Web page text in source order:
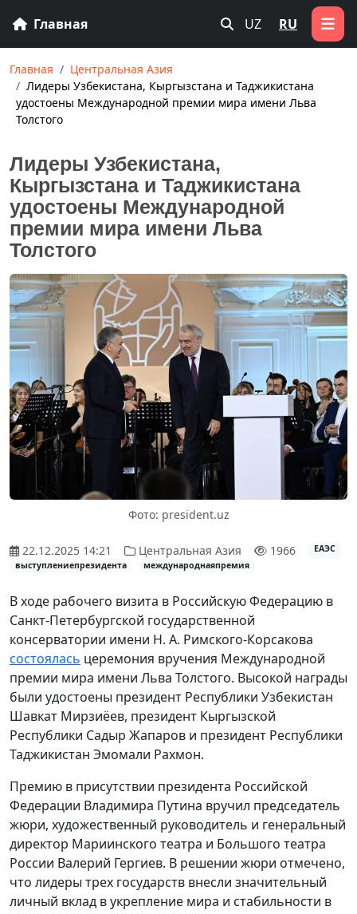
Главная UZ RU
Главная
Центральная Азия
Лидеры Узбекистана, Кыргызстана и Таджикистана
удостоены Международной премии мира имени Льва
Толстого
Лидеры Узбекистана,
Кыргызстана и Таджикистана
удостоены Международной
премии мира имени Льва
Толстого
Фото: president.uz
22.12.2025 14:21 Центральная Азия 1966
ЕАЭС
выступлениепрезидента
международнаяпремия
В ходе рабочего визита в Российскую Федерацию в
Санкт-Петербургской государственной
консерватории имени Н. А. Римского-Корсакова
состоялась церемония вручения Международной
премии мира имени Льва Толстого. Высокой награды
были удостоены президент Республики Узбекистан
Шавкат Мирзиёев, президент Кыргызской
Республики Садыр Жапаров и президент Республики
Таджикистан Эмомали Рахмон.
Премию в присутствии президента Российской
Федерации Владимира Путина вручил председатель
жюри, художественный руководитель и генеральный
директор Мариинского театра и Большого театра
России Валерий Гергиев. В решении жюри отмечено,
что лидеры трех государств внесли значительный
личный вклад в укрепление мира и стабильности в